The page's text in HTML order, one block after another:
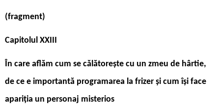
(fragment)
Capitolul XXIII
În care aflăm cum se călătorește cu un zmeu de hârtie,
de ce e importantă programarea la frizer și cum își face
apariția un personaj misterios